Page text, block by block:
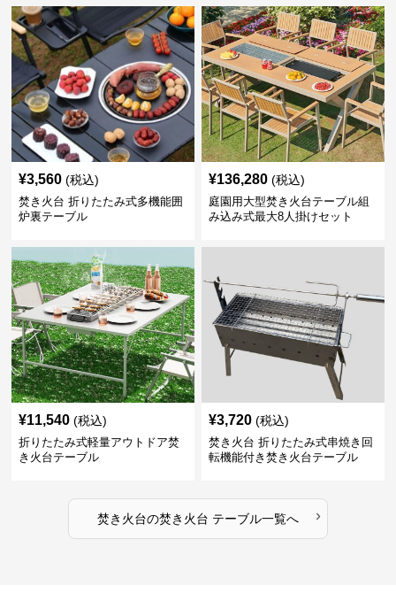
¥3,560 (税込)
焚き火台 折りたたみ式多機能囲
炉裏テーブル
¥136,280 (税込)
庭園用大型焚き火台テーブル組
み込み式最大8人掛けセット
¥11,540 (税込)
折りたたみ式軽量アウトドア焚
き火台テーブル
¥3,720 (税込)
焚き火台 折りたたみ式串焼き回
転機能付き焚き火台テーブル
焚き火台の焚き火台 テーブル一覧へ ›